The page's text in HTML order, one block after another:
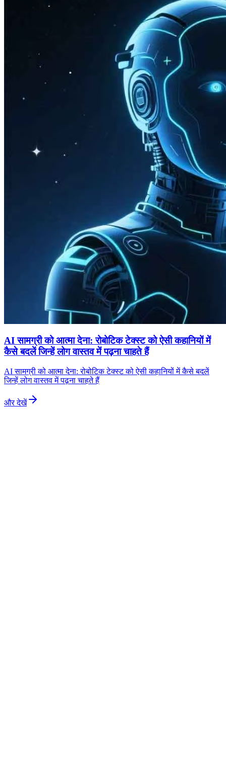
AI सामग्री को आत्मा देना: रोबोटिक टेक्स्ट को ऐसी कहानियों में
कैसे बदलें जिन्हें लोग वास्तव में पढ़ना चाहते हैं
AI सामग्री को आत्मा देना: रोबोटिक टेक्स्ट को ऐसी कहानियों में कैसे बदलें
जिन्हें लोग वास्तव में पढ़ना चाहते हैं
और देखें